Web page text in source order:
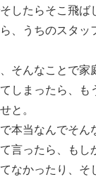
したらそこ飛ば
、うちのスタッ
そんなことで家
しまったら、も
と。
本当なんでそん
言ったら、もし
なかったり、そ